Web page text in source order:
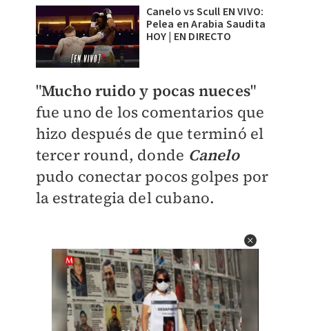
Canelo vs Scull EN VIVO:
Pelea en Arabia Saudita
HOY | EN DIRECTO
"Mucho ruido y pocas nueces"
fue uno de los comentarios que
hizo después de que terminó el
tercer round, donde Canelo
pudo conectar pocos golpes por
la estrategia del cubano.